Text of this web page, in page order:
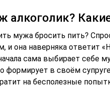
алкоголик?
мужа бросить пить?
и она наверняка ответит
сама выбирает себе
формирует в своём
на бесполезные